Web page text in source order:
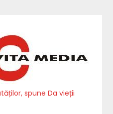
spune Da vieții